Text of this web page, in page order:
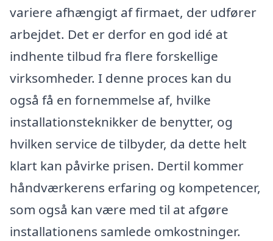
variere afhængigt af firmaet, der udfører
arbejdet. Det er derfor en god idé at
indhente tilbud fra flere forskellige
virksomheder. I denne proces kan du
også få en fornemmelse af, hvilke
installationsteknikker de benytter, og
hvilken service de tilbyder, da dette helt
klart kan påvirke prisen. Dertil kommer
håndværkerens erfaring og kompetencer,
som også kan være med til at afgøre
installationens samlede omkostninger.